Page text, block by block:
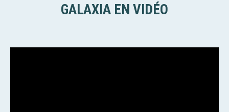
GALAXIA EN VIDÉO